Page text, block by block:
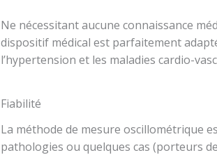
Ne nécessitant aucune connaissance
dispositif médical est parfaitement
l’hypertension et les maladies cardio-
Fiabilité
La méthode de mesure oscillométrique
pathologies ou quelques cas (porteurs